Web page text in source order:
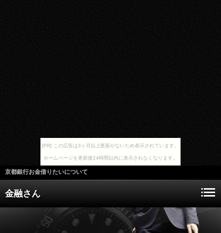
[PR] この広告は3ヶ月以上更新がないため表示されています。
ホームページを更新後24時間以内に表示されなくなります。
京都銀行お金借りたいについて
金融さん